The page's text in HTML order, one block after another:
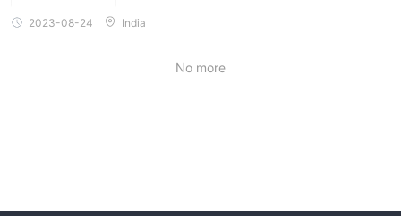
2023-08-24 India
No more